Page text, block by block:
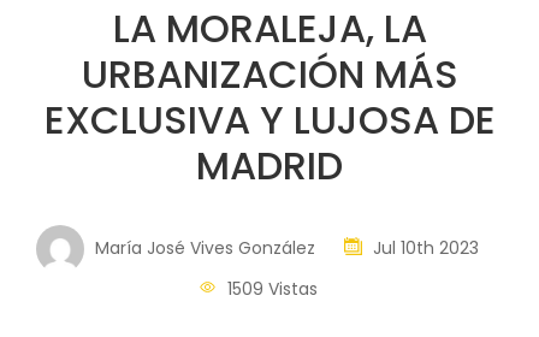
LA MORALEJA, LA
URBANIZACIÓN MÁS
EXCLUSIVA Y LUJOSA DE
MADRID
María José Vives González
Jul 10th 2023
1509 Vistas